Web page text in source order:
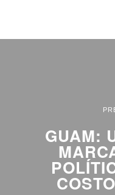
GUAM: